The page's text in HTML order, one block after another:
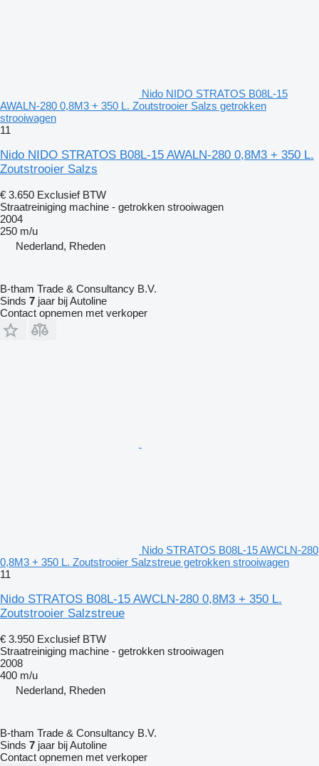
Nido NIDO STRATOS B08L-15
AWALN-280 0,8M3 + 350 L. Zoutstrooier Salzs getrokken
strooiwagen
11
Nido NIDO STRATOS B08L-15 AWALN-280 0,8M3 + 350 L.
Zoutstrooier Salzs
€ 3.650 Exclusief BTW
Straatreiniging machine - getrokken strooiwagen
2004
250 m/u
Nederland, Rheden
B-tham Trade & Consultancy B.V.
Sinds 7 jaar bij Autoline
Contact opnemen met verkoper
Nido STRATOS B08L-15 AWCLN-280
0,8M3 + 350 L. Zoutstrooier Salzstreue getrokken strooiwagen
11
Nido STRATOS B08L-15 AWCLN-280 0,8M3 + 350 L.
Zoutstrooier Salzstreue
€ 3.950 Exclusief BTW
Straatreiniging machine - getrokken strooiwagen
2008
400 m/u
Nederland, Rheden
B-tham Trade & Consultancy B.V.
Sinds 7 jaar bij Autoline
Contact opnemen met verkoper